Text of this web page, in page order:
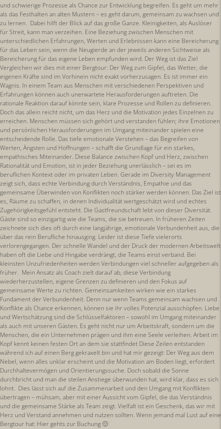
und schwierige Prozesse als Chance zur Entwicklung begreifen. Es geht um mehr
als das Festhalten an alten Mustern – es geht darum, gemeinsam zu wachsen und
zu lernen. Dabei hilft der Blick auf das große Ganze. Kleinigkeiten, als Auslöser
für Streit, kann man verzeihen. Eine Beziehung zwischen Menschen mit
unterschiedlichen Erfahrungen, Werten und Erlebnissen kann eine Bereicherung
für das Leben sein, wenn die Neugierde an der jeweils anderen Sichtweise als
Bereicherung für das eigene Leben empfunden wird. Der Weg ist das Ziel
Vergleichen wir dies mit einer Bergtour: Der Weg zum Gipfel, das Wetter, die
eigenen Kräfte sind im Vorhinein nicht exakt vorherzusagen. Es ist immer ein
Wagnis. In einem Team aus Menschen mit verschiedenen Perspektiven und
Erfahrungen können auch unerwartete Herausforderungen auftreten. Die
rationale Reaktion darauf könnte sein, klare Prozesse und Rollen zu definieren.
Doch das allein reicht nicht, um das Herz und die Motivation jedes Einzelnen zu
erreichen. Menschen müssen sich gehört und verstanden fühlen; ihre Emotionen
und persönlichen Herausforderungen im Umgang miteinander spielen eine
entscheidende Rolle. Das tiefe emotionale Verstehen – das Begreifen von
Werten, Ängsten und Hoffnungen – schafft die Grundlage für ein starkes,
empathisches Miteinander. Diese Balance zwischen Kopf und Herz, zwischen
Rationalität und Emotion, ist in jeder Beziehung unerlässlich – sei es im
beruflichen Kontext oder im privaten Leben. Gerade im Diversity Management
zeigt sich, dass echte Verbindung durch Verständnis, Empathie und das
gemeinsame Überwinden von Konflikten noch stärker werden können. Das Ziel ist
es, Räume zu schaffen, in denen Individualität wertgeschätzt wird und echtes
Zugehörigkeitsgefühl entsteht. Die Gastfreundschaft lebt von dieser Diversität.
Gäste sind so einzigartig wie die Teams, die sie betreuen. In früheren Zeiten
zeichnete sich dies oft durch eine langjährige, emotionale Verbundenheit aus, die
über das rein Berufliche hinausging. Leider ist diese Tiefe vielerorts
verlorengegangen. Der schnelle Wandel und der Druck der modernen Arbeitswelt
haben oft die Liebe und Hingabe verdrängt, die Teams einst verband. Bei
kleinsten Unzufriedenheiten werden Verbindungen viel schneller aufgegeben als
früher. Mein Ansatz als Coach zielt darauf ab, diese Verbindung
wiederherzustellen, eigene Grenzen zu definieren und den Fokus auf
gemeinsame Werte zu richten. Gemeinsamkeiten wirken wie ein starkes
Fundament der Verbundenheit. Denn nur wenn Teams gemeinsam wachsen und
Konflikte als Chance erkennen, können sie ihr volles Potenzial ausschöpfen. Liebe
und Wertschätzung sind die Schlüsselfaktoren – sowohl im Umgang miteinander
als auch mit unseren Gästen. Es geht nicht nur um Arbeitskraft, sondern um die
Menschen, die ein Unternehmen prägen und ihm eine Seele verleihen. Arbeit im
Kopf kennt keinen festen Ort an dem sie stattfindet Diese Zeilen entstanden
während ich auf einen Berg gekraxelt bin und hat mir gezeigt: Der Weg aus dem
Nebel, wenn alles unklar erscheint und die Motivation am Boden liegt, erfordert
Durchhaltevermögen und Orientierungssuche. Doch sobald die Sonne
durchbricht und man die steilen Anstiege überwunden hat, wird klar, dass es sich
lohnt. Dies lässt sich auf die Zusammenarbeit und den Umgang mit Konflikten
übertragen – mühsam, aber mit einer Aussicht vom Gipfel, die das Verständnis
und die gemeinsame Stärke als Team zeigt. Vielfalt ist ein Geschenk, das wir mit
Herz und Verstand annehmen und nutzen sollten. Wenn jemand mal Lust auf eine
Bergtour hat: Hier gehts zur Buchung 🙂